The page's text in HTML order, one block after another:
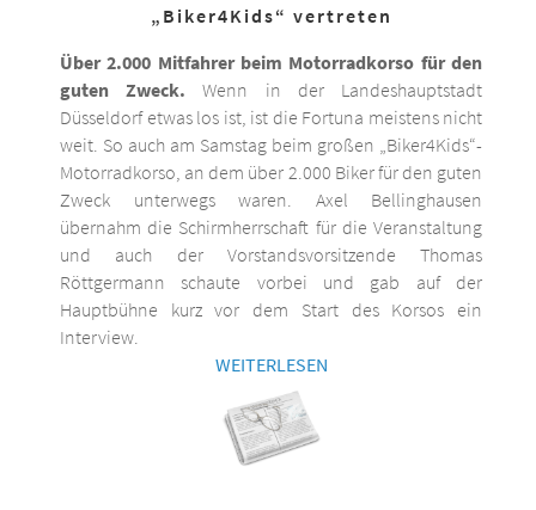
„Biker4Kids“ vertreten
Über 2.000 Mitfahrer beim Motorradkorso für den
guten Zweck. Wenn in der Landeshauptstadt
Düsseldorf etwas los ist, ist die Fortuna meistens nicht
weit. So auch am Samstag beim großen „Biker4Kids“-
Motorradkorso, an dem über 2.000 Biker für den guten
Zweck unterwegs waren. Axel Bellinghausen
übernahm die Schirmherrschaft für die Veranstaltung
und auch der Vorstandsvorsitzende Thomas
Röttgermann schaute vorbei und gab auf der
Hauptbühne kurz vor dem Start des Korsos ein
Interview.
WEITERLESEN